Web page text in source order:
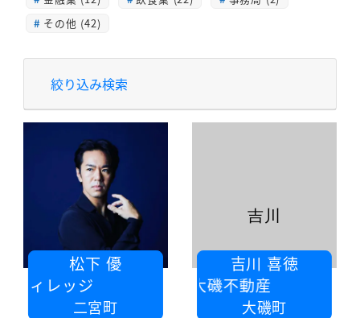
その他 (42)
絞り込み検索
松下 優
ヴィレッジ
二宮町
吉川 喜徳
有限会社大磯不動産
大磯町
吉川